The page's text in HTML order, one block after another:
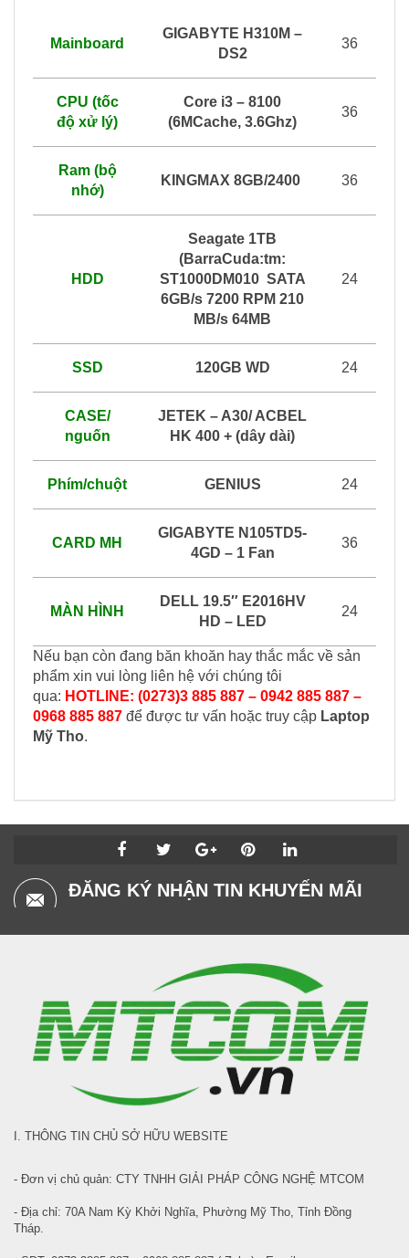
Mainboard
GIGABYTE H310M –
DS2
36
CPU (tốc
độ xử lý)
Core i3 – 8100
(6MCache, 3.6Ghz)
36
Ram (bộ
nhớ)
KINGMAX 8GB/2400 36
HDD
Seagate 1TB
(BarraCuda:tm:
ST1000DM010 SATA
6GB/s 7200 RPM 210
MB/s 64MB
24
SSD 120GB WD 24
CASE/
nguốn
JETEK – A30/ ACBEL
HK 400 + (dây dài)
Phím/chuột GENIUS 24
CARD MH
GIGABYTE N105TD5-
4GD – 1 Fan
36
MÀN HÌNH
DELL 19.5″ E2016HV
HD – LED
24
Nếu bạn còn đang băn khoăn hay thắc mắc về sản
phẩm xin vui lòng liên hệ với chúng tôi
qua: HOTLINE: (0273)3 885 887 – 0942 885 887 –
0968 885 887 để được tư vấn hoặc truy cập Laptop
Mỹ Tho.
ĐĂNG KÝ NHẬN TIN KHUYẾN MÃI
I. THÔNG TIN CHỦ SỞ HỮU WEBSITE
- Đơn vị chủ quản: CTY TNHH GIẢI PHÁP CÔNG NGHỆ MTCOM
- Địa chỉ: 70A Nam Kỳ Khởi Nghĩa, Phường Mỹ Tho, Tỉnh Đồng
Tháp.